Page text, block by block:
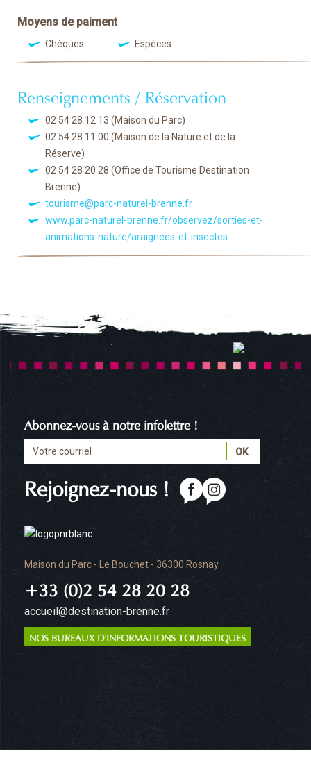
Moyens de paiment
Chèques Espèces
Renseignements / Réservation
02 54 28 12 13 (Maison du Parc)
02 54 28 11 00 (Maison de la Nature et de la
Réserve)
02 54 28 20 28 (Office de Tourisme Destination
Brenne)
tourisme@parc-naturel-brenne.fr
www.parc-naturel-brenne.fr/observez/sorties-et-
animations-nature/araignees-et-insectes
Maison du Parc - Le Bouchet - 36300 Rosnay
+33 (0)2 54 28 20 28
accueil@destination-brenne.fr
NOS BUREAUX D'INFORMATIONS TOURISTIQUES
Rejoignez-nous !
Abonnez-vous à notre infolettre !